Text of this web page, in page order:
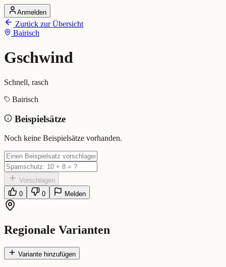
Startseite
Alle Dialekte
Dialekte vergleichen
Dialekt-Karte
Ranking
Gschwind (Bairisch)
Bedeutung: Schnell, rasch
Eingereicht von: Mundwerk Team
Anmelden
Zurück zur Übersicht
Bairisch
Gschwind
Schnell, rasch
Bairisch
Beispielsätze
Noch keine Beispielsätze vorhanden.
Vorschlagen
0
0 Melden
Regionale Varianten
Variante hinzufügen